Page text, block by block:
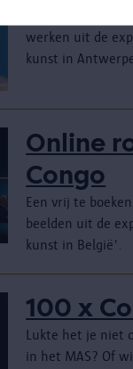
werken uit de
kunst in
Online
Congo
Een vrij te
beelden uit de
kunst in België'.
100 x
Lukte het je niet
in het MAS? Of